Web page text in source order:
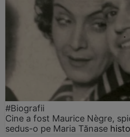
#Biografii
Cine a fost Maurice Nègre,
sedus-o pe Maria Tănase